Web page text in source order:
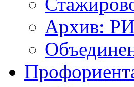
Архив: